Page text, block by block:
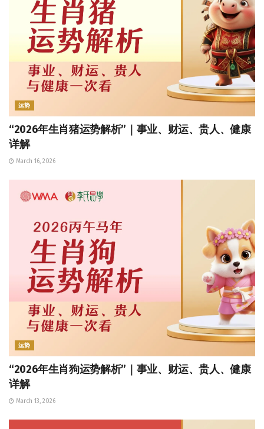
运势
“2026年生肖猪运势解析”｜事业、财运、贵人、健康
详解
March 16, 2026
运势
“2026年生肖狗运势解析”｜事业、财运、贵人、健康
详解
March 13, 2026